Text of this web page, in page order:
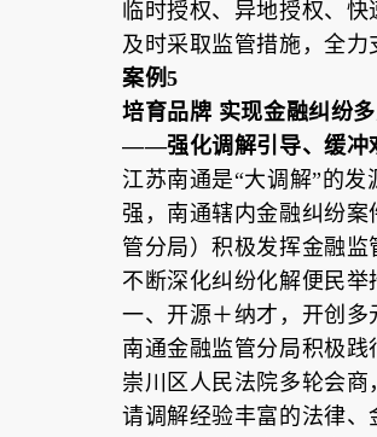
临时授权、异地授权、
及时采取监管措施，全
案例5
培育品牌 实现金融纠纷
——强化调解引导、缓冲
江苏南通是“大调解”的
强，南通辖内金融纠纷
管分局）积极发挥金融
不断深化纠纷化解便民
一、开源＋纳才，开创多
南通金融监管分局积极
崇川区人民法院多轮会
请调解经验丰富的法律、